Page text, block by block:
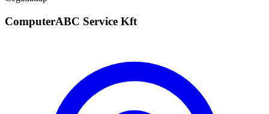
ComputerABC Service Kft